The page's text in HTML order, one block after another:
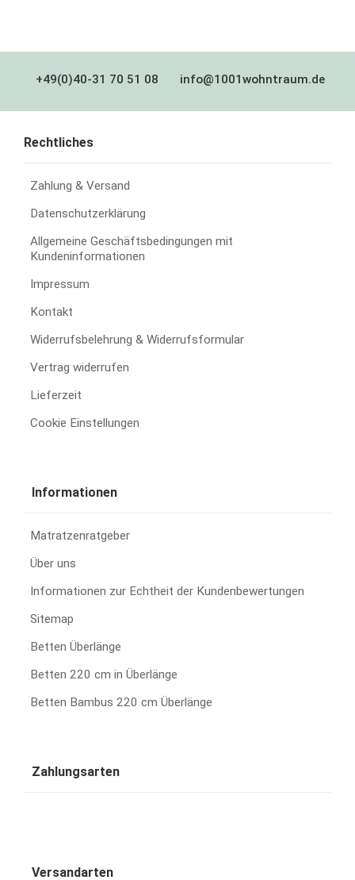
+49(0)40-31 70 51 08 info@1001wohntraum.de
Rechtliches
Zahlung & Versand
Datenschutzerklärung
Allgemeine Geschäftsbedingungen mit
Kundeninformationen
Impressum
Kontakt
Widerrufsbelehrung & Widerrufsformular
Vertrag widerrufen
Lieferzeit
Cookie Einstellungen
Informationen
Matratzenratgeber
Über uns
Informationen zur Echtheit der Kundenbewertungen
Sitemap
Betten Überlänge
Betten 220 cm in Überlänge
Betten Bambus 220 cm Überlänge
Zahlungsarten
Versandarten